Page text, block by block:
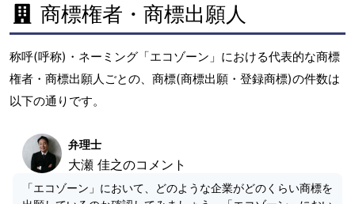
商標権者・商標出願人
称呼(呼称)・ネーミング「エコゾーン」における代表的な商標
権者・商標出願人ごとの、商標(商標出願・登録商標)の件数は
以下の通りです。
弁理士
大瀬 佳之のコメント
「エコゾーン」において、どのような企業がどのくらい商標を